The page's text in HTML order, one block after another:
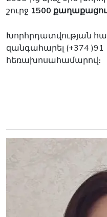
շուրջ 1500
Խորհրդատվության
զանգահարել (+374 )91
հեռախոսահամարով։